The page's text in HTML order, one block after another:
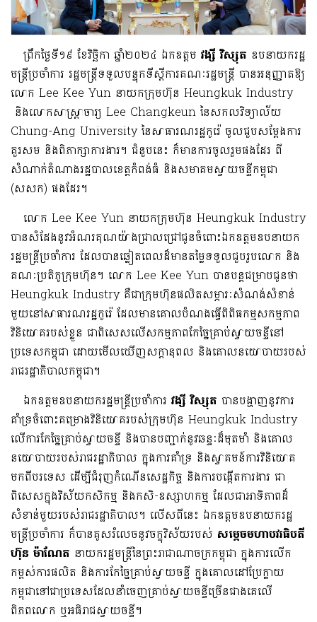
ព្រឹកថ្ងៃទី១៩ ខែវិច្ឆិកា ឆ្នាំ២០២៤ ឯកឧត្តម វង្សី វិស្សុត ឧបនាយករដ្ឋ
មន្ត្រីប្រចាំការ រដ្ឋមន្ត្រីទទួល​បន្ទុកទីស្តីការគណៈរដ្ឋមន្ត្រី បានអនុញ្ញាតឱ្យ
លោក Lee Kee Yun នាយកក្រុមហ៊ុន Heungkuk Industry
និងលោកសាស្ត្រាចារ្យ Lee Changkeun នៃសកលវិទ្យាល័យ
Chung-Ang University នៃសាធារណរដ្ឋកូរ៉េ ចូលជួបសម្តែងការ
គួរសម និងពិភាក្សាការងារ។ ជំនួបនេះ ក៏មានការចូលរួមផងដែរ ពី
សំណាក់តំណាងរដ្ឋបាលខេត្តកំពង់ធំ និងសមាគមស្វាយចន្ទីកម្ពុជា
(សសក) ផងដែរ។
លោក Lee Kee Yun នាយកក្រុមហ៊ុន Heungkuk Industry
បានសំដែងនូវអំណរគុណយ៉ាងជ្រាលជ្រៅជូនចំពោះឯកឧត្តមឧបនាយក
រដ្ឋមន្ត្រីប្រចាំការ ដែលបានឆ្លៀតពេលដ៏មានតម្លៃទទួល​​ជួបរូបលោក និង
គណៈប្រតិភូក្រុមហ៊ុន។ លោក Lee Kee Yun បានបន្តជម្រាបជូនថា
Heungkuk Industry គឺជាក្រុមហ៊ុនផលិតសម្ភារៈសំណង់សំខាន់
មួយនៅសាធារណរដ្ឋកូរ៉េ ដែលមានគោលបំណងធ្វើពិពិធកម្មសកម្មភាព
វិនិយោគរបស់ខ្លួន ជាពិសេសលើសកម្មភាពកែច្នៃគ្រាប់ស្វាយចន្ទីនៅ
ប្រទេសកម្ពុជា ដោយមើលឃើញសក្តានុពល និងគោលនយោបាយរបស់
រាជរដ្ឋាភិបាលកម្ពុជា។
ឯកឧត្តមឧបនាយករដ្ឋមន្ត្រីប្រចាំការ វង្សី វិស្សុត បានបង្ហាញនូវការ
គាំទ្រចំពោះគម្រោងវិនិយោគរបស់ក្រុមហ៊ុន Heungkuk Industry
លើការកែច្នៃគ្រាប់ស្វាយចន្ទី និងបានបញ្ជាក់នូវឆន្ទៈដ៏មុតមាំ និងគោល
នយោបាយរបស់រាជរដ្ឋាភិបាល ក្នុងការគាំទ្រ និងស្វាគមន៍ការវិនិយោគ
មកពីបរទេស ដើម្បីជំរុញកំណើនសេដ្ឋកិច្ច និងការបង្កើតការងារ ជា
ពិសេសក្នុងវិស័យកសិកម្ម និងកសិ-ឧស្សាហកម្ម ដែលជាអាទិភាពដ៏
សំខាន់មួយរបស់រាជរដ្ឋាភិបាល។ លើសពីនេះ ឯកឧត្តមឧបនាយករដ្ឋ
មន្ត្រីប្រចាំការ ក៏បានគូសរំលេចនូវចក្ខុវិស័យរបស់ សម្តេចមហាបវរធិបតី
ហ៊ុន ម៉ាណែត នាយករដ្ឋមន្ត្រីនៃព្រះរាជាណាចក្រកម្ពុជា ក្នុងការលើក
កម្ពស់ការផលិត និងការកែច្នៃគ្រាប់ស្វាយចន្ទី ក្នុងគោលដៅប្រែក្លាយ
កម្ពុជាទៅជាប្រទេសដែលនាំចេញគ្រាប់ស្វាយចន្ទីច្រើនជាងគេលើ
ពិភពលោក ឬអធិរាជស្វាយចន្ទី។